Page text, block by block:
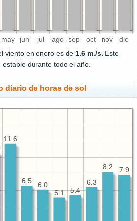
may jun jul ago sep oct nov dic
viento en enero es de 1.6 m./s. Este
durante todo el año.
diario de horas de sol
7.9
8.2
6.3
5.4
5.1
6.0
6.5
11.6
7.9
8.2
6.3
5.4
5.1
6.0
6.5
11.6